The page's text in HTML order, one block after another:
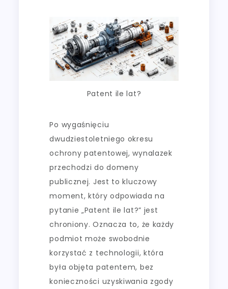
Patent ile lat?
Po wygaśnięciu
dwudziestoletniego okresu
ochrony patentowej, wynalazek
przechodzi do domeny
publicznej. Jest to kluczowy
moment, który odpowiada na
pytanie „Patent ile lat?” jest
chroniony. Oznacza to, że każdy
podmiot może swobodnie
korzystać z technologii, która
była objęta patentem, bez
konieczności uzyskiwania zgody